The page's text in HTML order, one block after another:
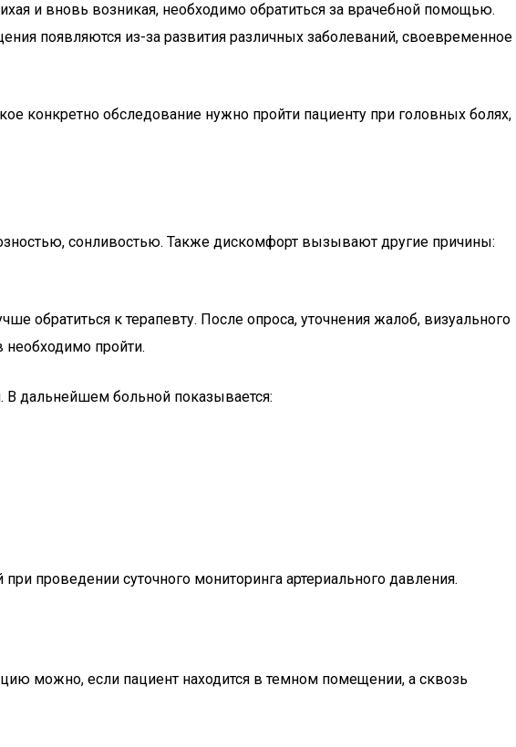
и вновь возникая, необходимо обратиться за врачебной помощью.
появляются из-за развития различных заболеваний, своевременное
конкретно обследование нужно пройти пациенту при головных болях,
сонливостью. Также дискомфорт вызывают другие причины:
обратиться к терапевту. После опроса, уточнения жалоб, визуального
необходимо пройти.
В дальнейшем больной показывается:
проведении суточного мониторинга артериального давления.
можно, если пациент находится в темном помещении, а сквозь